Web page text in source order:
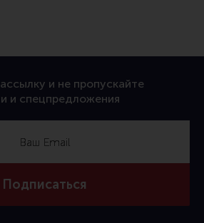
и не пропускайте
и спецпредложения
Подписаться